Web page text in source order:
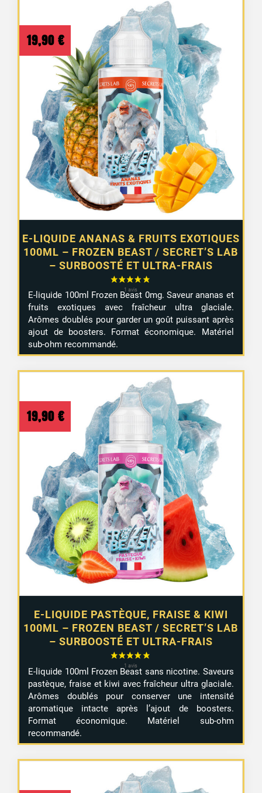
E-LIQUIDE ANANAS & FRUITS EXOTIQUES
100ML – FROZEN BEAST / SECRET’S LAB
– SURBOOSTÉ ET ULTRA-FRAIS
19,90 €
E-liquide 100ml Frozen Beast 0mg. Saveur ananas et
fruits exotiques avec fraîcheur ultra glaciale.
Arômes doublés pour garder un goût puissant après
ajout de boosters. Format économique. Matériel
sub-ohm recommandé.
E-LIQUIDE PASTÈQUE, FRAISE & KIWI
100ML – FROZEN BEAST / SECRET’S LAB
– SURBOOSTÉ ET ULTRA-FRAIS
19,90 €
E-liquide 100ml Frozen Beast sans nicotine. Saveurs
pastèque, fraise et kiwi avec fraîcheur ultra glaciale.
Arômes doublés pour conserver une intensité
aromatique intacte après l’ajout de boosters.
Format économique. Matériel sub-ohm
recommandé.